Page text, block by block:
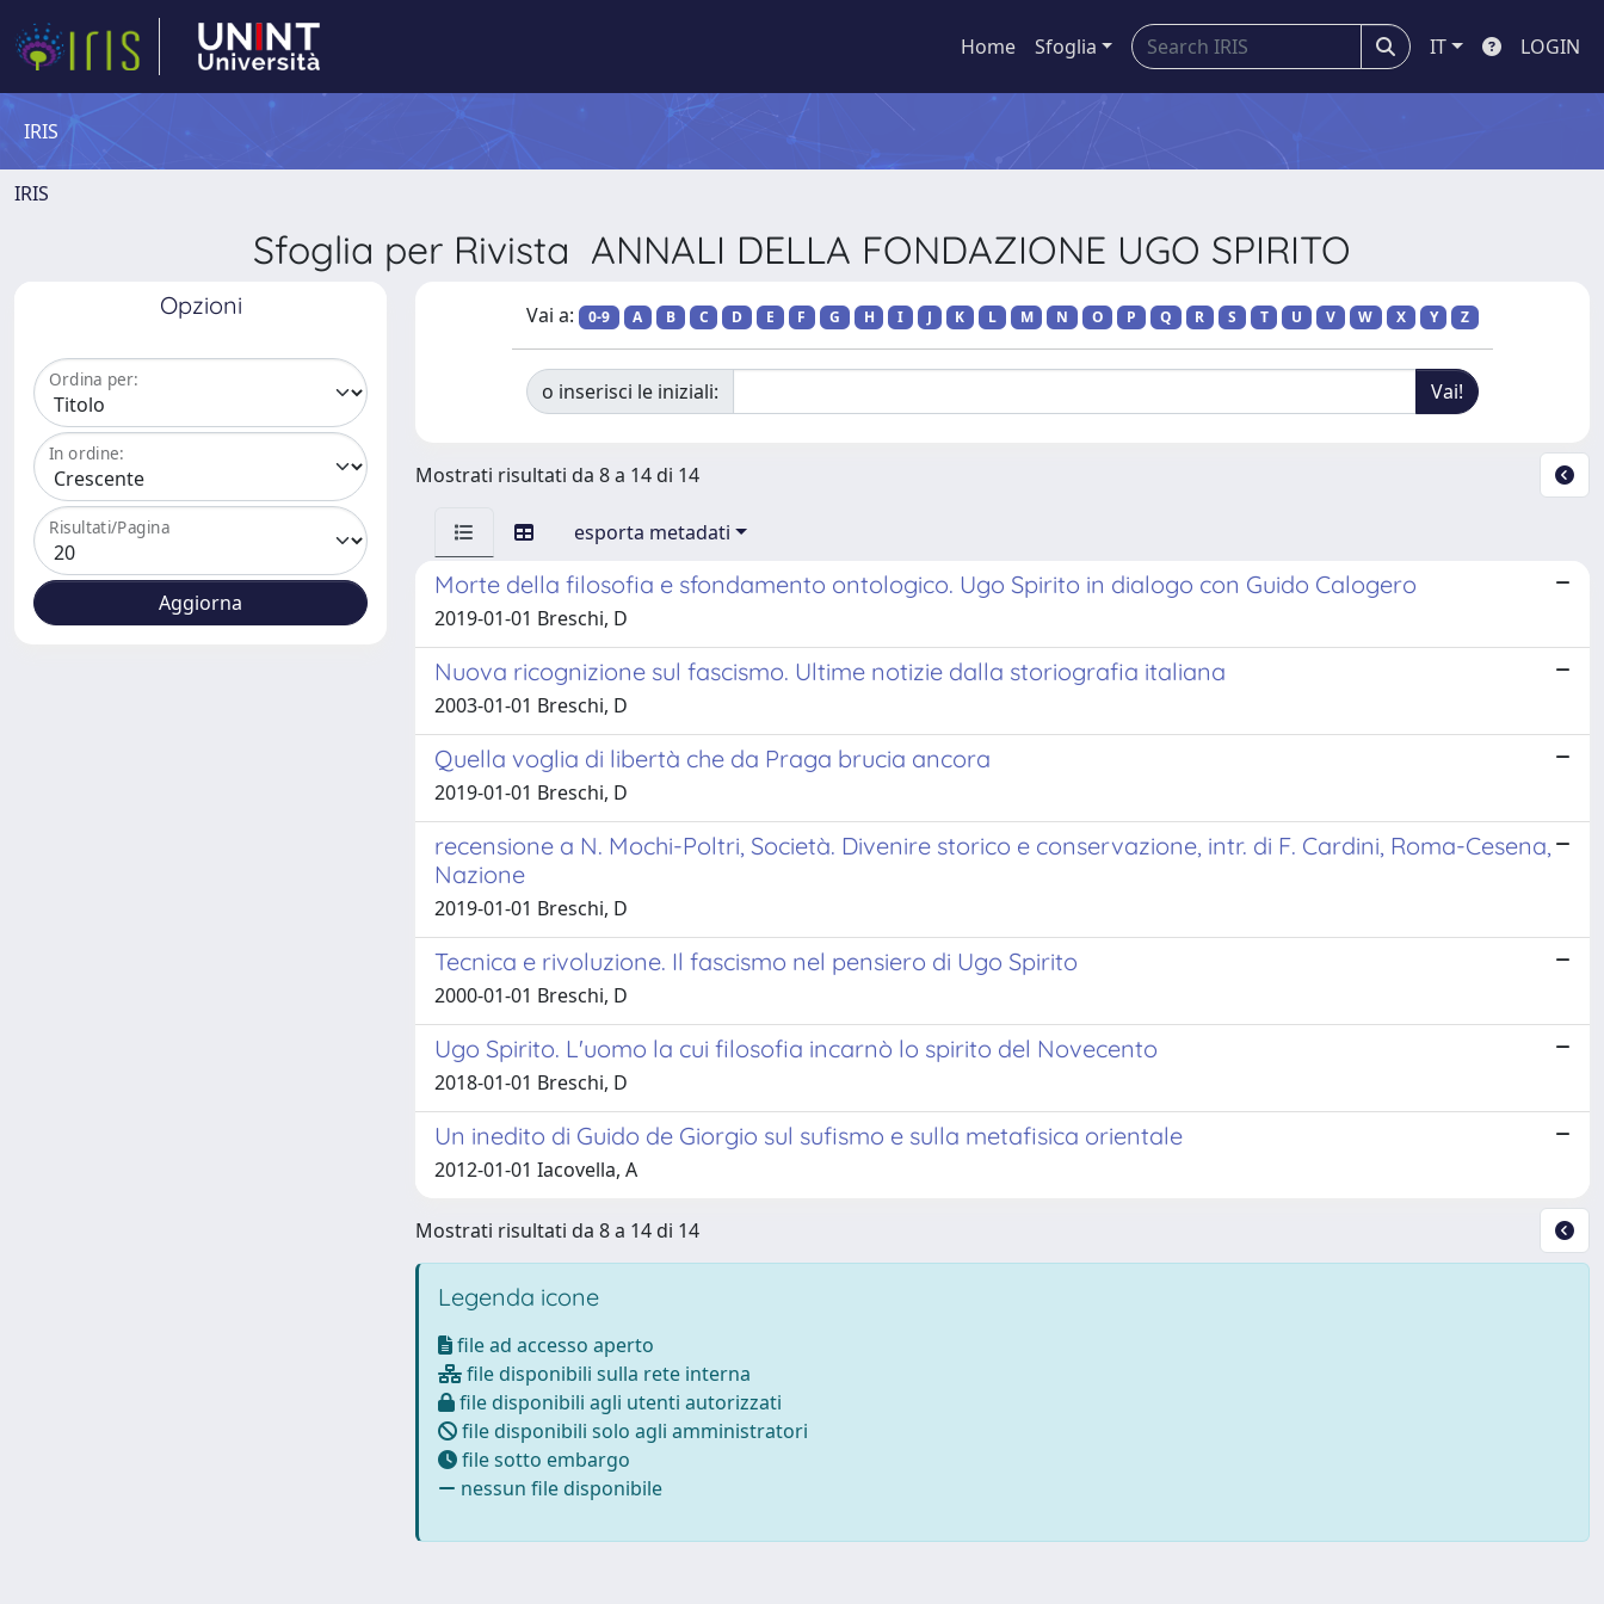
Home Sfoglia IT LOGIN
IRIS
IRIS
Sfoglia per Rivista ANNALI DELLA FONDAZIONE UGO SPIRITO
Opzioni
Ordina per:
In ordine:
Risultati/Pagina
Vai a: 0-9 A B C D E F G H I J K L M N O P Q R S T U V W X Y Z
o inserisci le iniziali:
Mostrati risultati da 8 a 14 di 14
esporta metadati
Morte della filosofia e sfondamento ontologico. Ugo Spirito in dialogo con Guido Calogero
2019-01-01 Breschi, D
Nuova ricognizione sul fascismo. Ultime notizie dalla storiografia italiana
2003-01-01 Breschi, D
Quella voglia di libertà che da Praga brucia ancora
2019-01-01 Breschi, D
recensione a N. Mochi-Poltri, Società. Divenire storico e conservazione, intr. di F. Cardini, Roma-Cesena,
Nazione
2019-01-01 Breschi, D
Tecnica e rivoluzione. Il fascismo nel pensiero di Ugo Spirito
2000-01-01 Breschi, D
Ugo Spirito. L'uomo la cui filosofia incarnò lo spirito del Novecento
2018-01-01 Breschi, D
Un inedito di Guido de Giorgio sul sufismo e sulla metafisica orientale
2012-01-01 Iacovella, A
Mostrati risultati da 8 a 14 di 14
Legenda icone
file ad accesso aperto
file disponibili sulla rete interna
file disponibili agli utenti autorizzati
file disponibili solo agli amministratori
file sotto embargo
nessun file disponibile